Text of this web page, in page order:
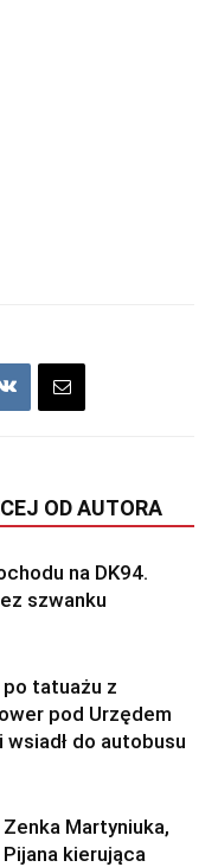
OD AUTORA
na DK94.
szwanku
tatuażu z
pod Urzędem
wsiadł do autobusu
Martyniuka,
kierująca